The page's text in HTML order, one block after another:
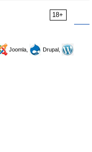
18+
Joomla,
Drupal,